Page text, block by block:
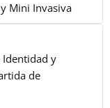
Mini Invasiva
Identidad y
de